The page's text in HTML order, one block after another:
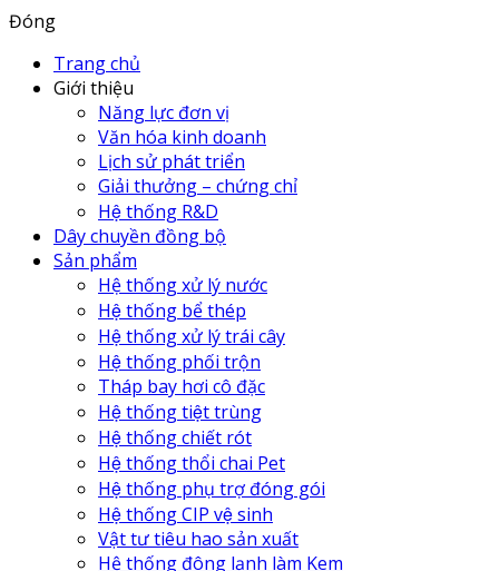
Đóng
Trang chủ
Giới thiệu
Năng lực đơn vị
Văn hóa kinh doanh
Lịch sử phát triển
Giải thưởng – chứng chỉ
Hệ thống R&D
Dây chuyền đồng bộ
Sản phẩm
Hệ thống xử lý nước
Hệ thống bể thép
Hệ thống xử lý trái cây
Hệ thống phối trộn
Tháp bay hơi cô đặc
Hệ thống tiệt trùng
Hệ thống chiết rót
Hệ thống thổi chai Pet
Hệ thống phụ trợ đóng gói
Hệ thống CIP vệ sinh
Vật tư tiêu hao sản xuất
Hệ thống đông lạnh làm Kem